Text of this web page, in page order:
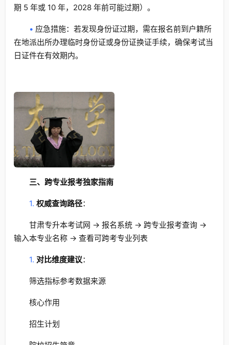
期 5 年或 10 年，2028 年前可能过期）。
• 应急措施：若发现身份证过期，需在报名前到户籍所
在地派出所办理临时身份证或身份证换证手续，确保考试当
日证件在有效期内。
三、跨专业报考独家指南
1.权威查询路径：
甘肃专升本考试网 → 报名系统 → 跨专业报考查询 →
输入本专业名称 → 查看可跨考专业列表
1. 对比维度建议：
筛选指标参考数据来源
核心作用
招生计划